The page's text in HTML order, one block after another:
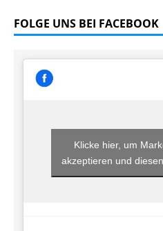
FOLGE UNS BEI FACEBOOK
Klicke hier, um
akzeptieren und